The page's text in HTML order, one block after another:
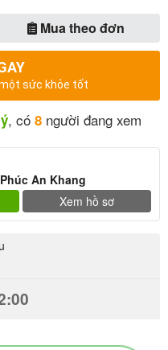
Mua theo đơn
sức khỏe tốt
, có 8 người đang xem
An Khang
Xem hồ sơ